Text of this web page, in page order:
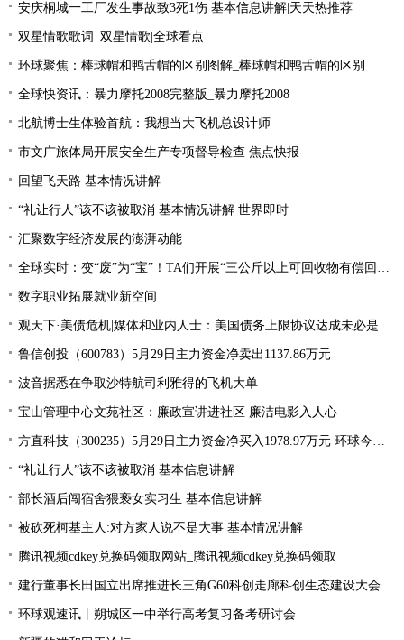
安庆桐城一工厂发生事故致3死1伤 基本信息讲解|天天热推荐
双星情歌歌词_双星情歌|全球看点
环球聚焦：棒球帽和鸭舌帽的区别图解_棒球帽和鸭舌帽的区别
全球快资讯：暴力摩托2008完整版_暴力摩托2008
北航博士生体验首航：我想当大飞机总设计师
市文广旅体局开展安全生产专项督导检查 焦点快报
回望飞天路 基本情况讲解
“礼让行人”该不该被取消 基本情况讲解 世界即时
汇聚数字经济发展的澎湃动能
全球实时：变“废”为“宝”！TA们开展“三公斤以上可回收物有偿回收”宣传活动
数字职业拓展就业新空间
观天下·美债危机|媒体和业内人士：美国债务上限协议达成未必是“好消息”
鲁信创投（600783）5月29日主力资金净卖出1137.86万元
波音据悉在争取沙特航司利雅得的飞机大单
宝山管理中心文苑社区：廉政宣讲进社区 廉洁电影入人心
方直科技（300235）5月29日主力资金净买入1978.97万元 环球今亮点
“礼让行人”该不该被取消 基本信息讲解
部长酒后闯宿舍猥亵女实习生 基本信息讲解
被砍死柯基主人:对方家人说不是大事 基本情况讲解
腾讯视频cdkey兑换码领取网站_腾讯视频cdkey兑换码领取
建行董事长田国立出席推进长三角G60科创走廊科创生态建设大会
环球观速讯丨朔城区一中举行高考复习备考研讨会